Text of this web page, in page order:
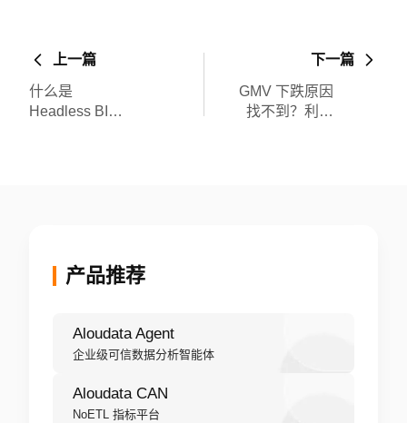
上一篇
什么是
Headless BI？
下一篇
GMV 下跌原因
找不到？利用
产品推荐
Aloudata Agent
企业级可信数据分析智能体
Aloudata CAN
NoETL 指标平台